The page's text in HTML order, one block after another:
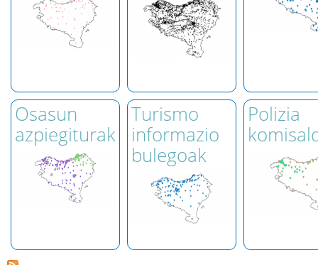
Osasun
azpiegiturak
Turismo
informazio
bulegoak
Polizia